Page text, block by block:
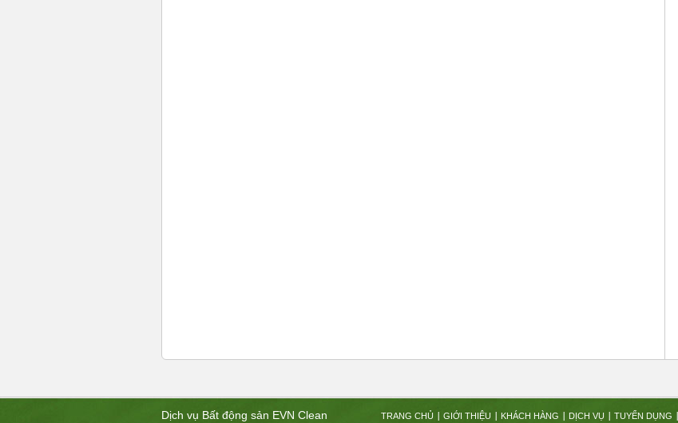
Dịch vụ Bất động sản EVN Clean TRANG CHỦ GIỚI THIỆU KHÁCH HÀNG DỊCH VỤ TUYỂN DỤNG